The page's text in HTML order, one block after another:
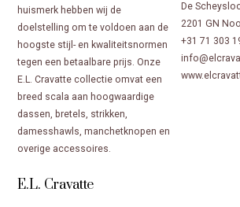
huismerk hebben wij de
doelstelling om te voldoen aan de
hoogste stijl- en kwaliteitsnormen
tegen een betaalbare prijs. Onze
E.L. Cravatte collectie omvat een
breed scala aan hoogwaardige
dassen, bretels, strikken,
damesshawls, manchetknopen en
overige accessoires.
De
2201 GN
+31 71 303
E.L. Cravatte